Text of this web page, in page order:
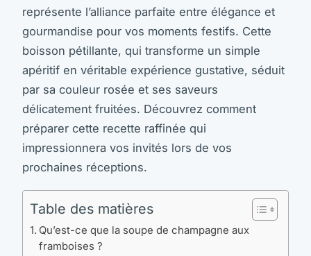
représente l’alliance parfaite entre élégance et
gourmandise pour vos moments festifs. Cette
boisson pétillante, qui transforme un simple
apéritif en véritable expérience gustative, séduit
par sa couleur rosée et ses saveurs
délicatement fruitées. Découvrez comment
préparer cette recette raffinée qui
impressionnera vos invités lors de vos
prochaines réceptions.
Table des matières
Qu’est-ce que la soupe de champagne aux
framboises ?